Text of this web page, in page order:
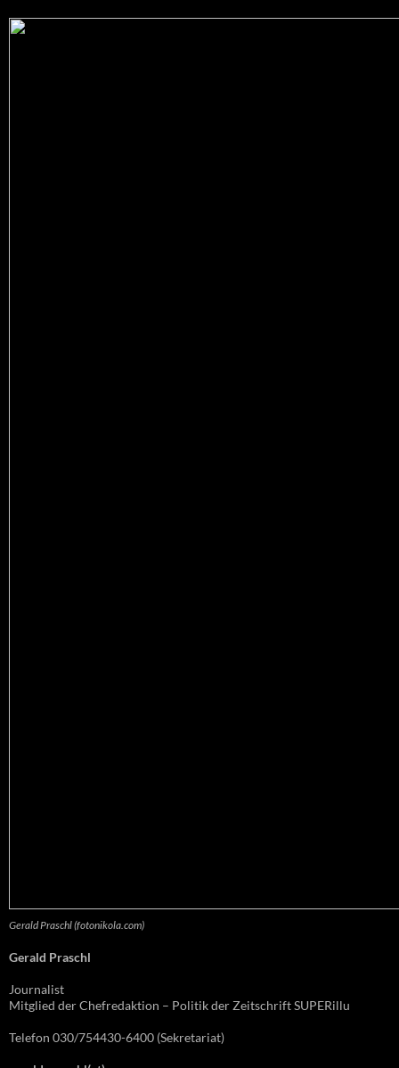
Gerald Praschl (fotonikola.com)
Gerald Praschl
Journalist
Mitglied der Chefredaktion – Politik der Zeitschrift SUPERillu
Telefon 030/754430-6400 (Sekretariat)